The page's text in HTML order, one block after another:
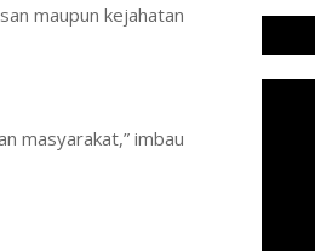
maupun kejahatan
masyarakat,” imbau